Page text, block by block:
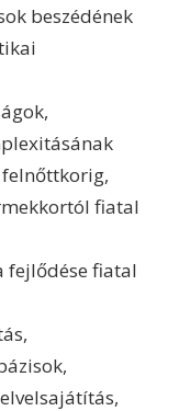
beszédének
fiatal
fejlődése fiatal